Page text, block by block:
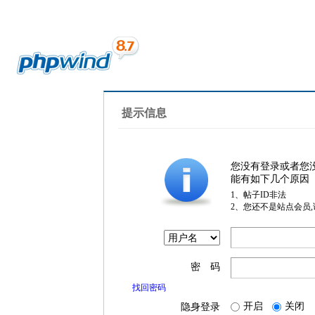
提示信息
您没有登录或者您
能有如下几个原因
1、帖子ID非法
2、您还不是站点会员
密 码
找回密码
隐身登录 开启 关闭